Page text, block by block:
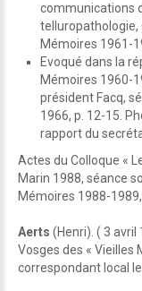
communications
telluropathologie,
Mémoires 1961-
Evoqué dans la
Mémoires 1960-
président Facq,
1966, p. 12-15.
rapport du
Actes du Colloque «
Marin 1988, séance
Mémoires 1988-1989,
Aerts (Henri). ( 3 avril
Vosges des « Vieilles
correspondant local